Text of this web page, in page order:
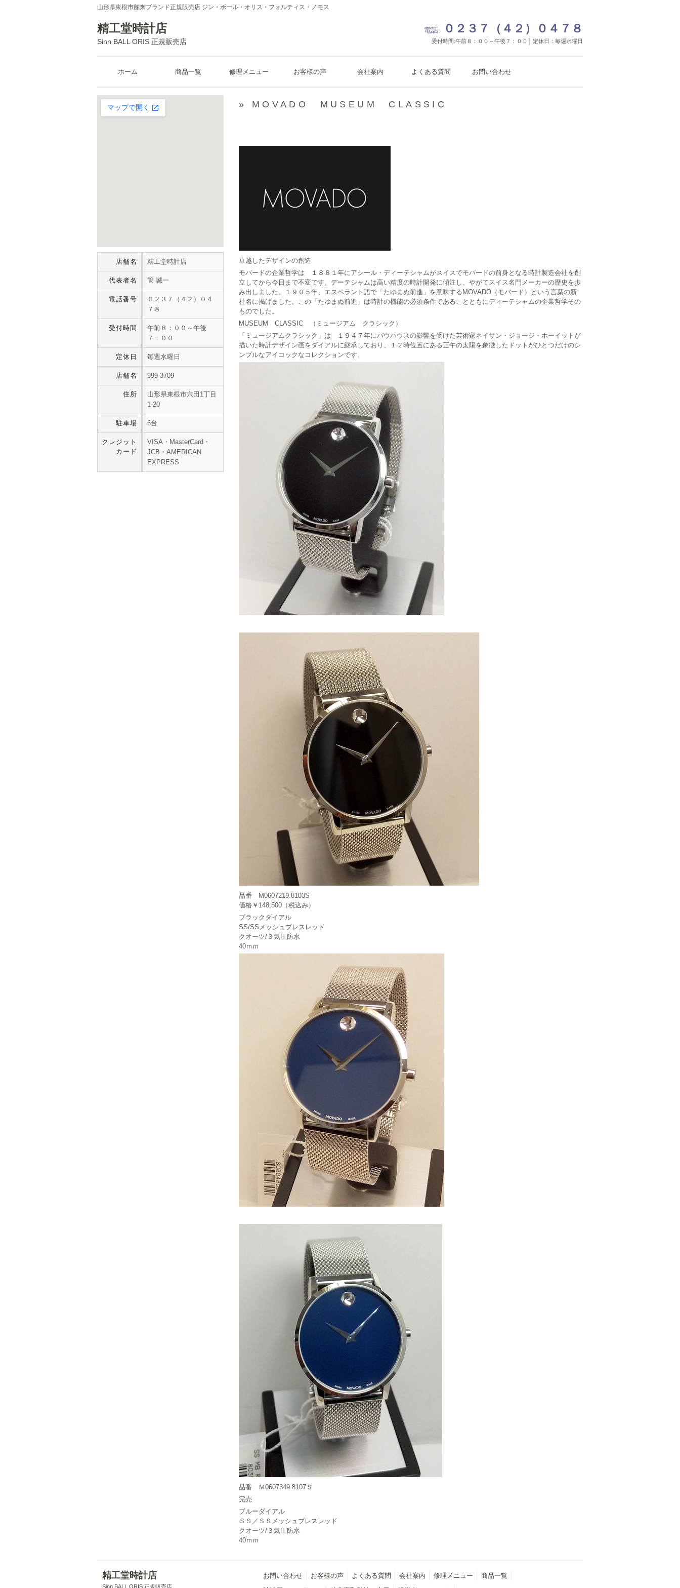
山形県東根市舶来ブランド正規販売店 ジン・ボール・オリス・フォルティス・ノモス
精工堂時計店
Sinn BALL ORIS 正規販売店
電話: ０２３７（４２）０４７８
受付時間:午前８：００～午後７：００│ 定休日：毎週水曜日
ホーム 商品一覧 修理メニュー お客様の声 会社案内 よくある質問 お問い合わせ
» MOVADO MUSEUM CLASSIC
卓越したデザインの創造
モバードの企業哲学は １８８１年にアシール・ディーテシャムがスイスでモバードの前身となる時計製造会社を創
立してから今日まで不変です。デーテシャムは高い精度の時計開発に傾注し、やがてスイス名門メーカーの歴史を歩
み出しました。１９０５年、エスペラント語で「たゆまぬ前進」を意味するMOVADO（モバード）という言葉の新
社名に掲げました。この「たゆまぬ前進」は時計の機能の必須条件であることともにディーテシャムの企業哲学その
ものでした。
MUSEUM CLASSIC （ミュージアム クラシック）
「ミュージアムクラシック」は １９４７年にバウハウスの影響を受けた芸術家ネイサン・ジョージ・ホーイットが
描いた時計デザイン画をダイアルに継承しており、１２時位置にある正午の太陽を象徴したドットがひとつだけのシ
ンプルなアイコックなコレクションです。
品番 M0607219.8103S
価格￥148,500（税込み）
ブラックダイアル
SS/SSメッシュブレスレッド
クオーツ/３気圧防水
40ｍｍ
品番 Ｍ0607349.8107Ｓ
完売
ブルーダイアル
ＳＳ／ＳＳメッシュブレスレッド
クオーツ/３気圧防水
40ｍｍ
店舗名 精工堂時計店
代表者名 管 誠一
電話番号
０２３７（４２）０４
７８
受付時間
午前８：００～午後
７：００
定休日 毎週水曜日
店舗名 999-3709
住所
山形県東根市六田1丁目
1-20
駐車場 6台
クレジット
カード
VISA・MasterCard・
JCB・AMERICAN
EXPRESS
精工堂時計店
Sinn BALL ORIS 正規販売店
お問い合わせ お客様の声 よくある質問 会社案内 修理メニュー
商品一覧